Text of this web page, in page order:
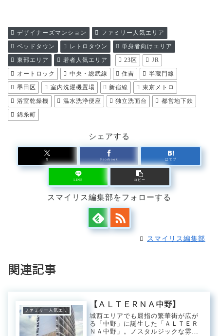
デザイナーズマンション
ファミリー人気エリア
ベッドタウン
レトロタウン
単身者向けエリア
東部エリア
若者人気エリア 23区
JR
オートロック
中央・総武線 住吉
半蔵門線
墨田区
室内洗濯機置場 新宿線
東京メトロ
浴室乾燥機
温水洗浄便座 独立洗面台
都営地下鉄
錦糸町
シェアする
X Facebook はてブ
LINE コピー
スマイリス編集部をフォローする
スマイリス編集部
関連記事
ファミリー人気エリア
【ＡＬＴＥＲＮＡ中野】
城西エリアでも屈指の繁華街が広が
る「中野」に誕生した「ＡＬＴＥＲ
ＮＡ中野」。ノスタルジックな雰囲